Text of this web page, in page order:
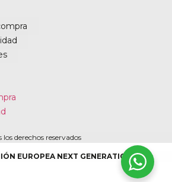
derechos reservados
EUROPEA NEXT GENERATION EU